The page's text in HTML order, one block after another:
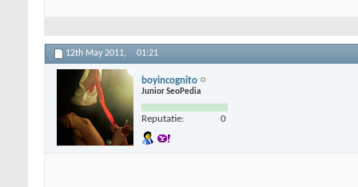
12th May 2011, 01:21
boyincognito
Junior SeoPedia
Reputatie: 0